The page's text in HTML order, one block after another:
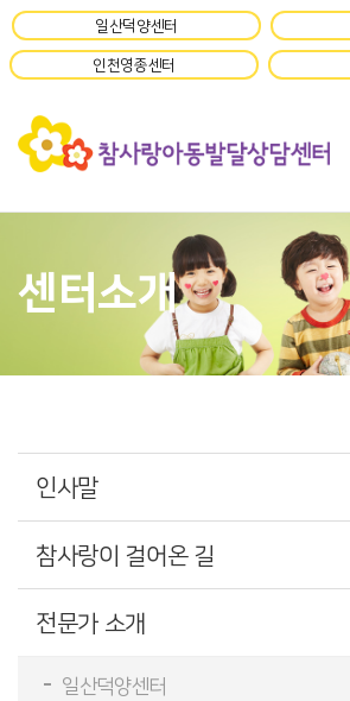
일산덕양센터
인천영종센터
센터소개
인사말
참사랑이 걸어온 길
전문가 소개
일산덕양센터